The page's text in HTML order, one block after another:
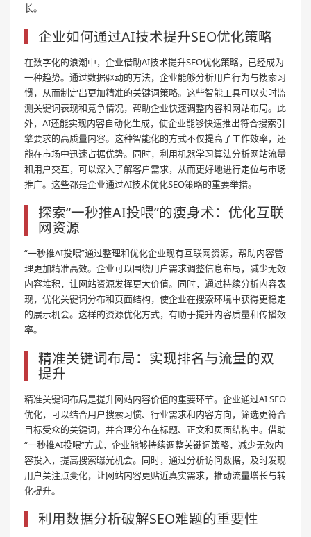
长。
企业如何通过AI技术提升SEO优化策略
在数字化的浪潮中，企业借助AI技术提升SEO优化策略，已经成为
一种趋势。通过数据驱动的方法，企业能够分析用户行为与搜索习
惯，从而制定出更加精准的关键词策略。这些智能工具可以实时监
测关键词表现和竞争情况，帮助企业快速调整内容和网站布局。此
外，AI还能实现内容自动化生成，使企业能够快速推出符合搜索引
擎要求的高质量内容。这种智能化的方式不仅提高了工作效率，还
能在市场中迅速占据优势。同时，利用机器学习算法分析网站流量
和用户交互，可以深入了解客户需求，从而更好地进行定位与市场
推广。这些都是企业通过AI技术优化SEO策略的重要举措。
探索“一秒推AI投喂”的瘦身术：优化互联
网资源
“一秒推AI投喂”通过整理和优化企业现有互联网资源，帮助内容管
理更加精准高效。企业可以围绕用户需求调整信息布局，减少无效
内容堆积，让网站资源发挥更大价值。同时，通过持续分析内容表
现，优化关键词分布和页面结构，使企业在搜索环境中获得更稳定
的展示机会。这样的资源优化方式，有助于提升内容质量和传播效
率。
精准关键词布局：实现排名与流量的双
提升
精准关键词布局是提升网站内容价值的重要环节。企业通过AI SEO
优化，可以结合用户搜索习惯、行业需求和内容方向，筛选更符合
目标受众的关键词，并合理分布在标题、正文和页面结构中。借助
“一秒推AI投喂”方式，企业能够持续调整关键词策略，减少无效内
容投入，提高搜索曝光机会。同时，通过分析访问数据，及时发现
用户关注点变化，让网站内容更贴近真实需求，推动流量增长与转
化提升。
利用数据分析破解SEO难题的重要性